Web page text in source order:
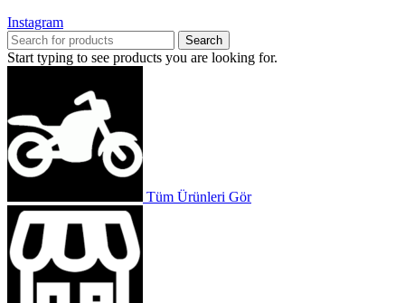
Instagram
Search
Start typing to see products you are looking for.
Tüm Ürünleri Gör